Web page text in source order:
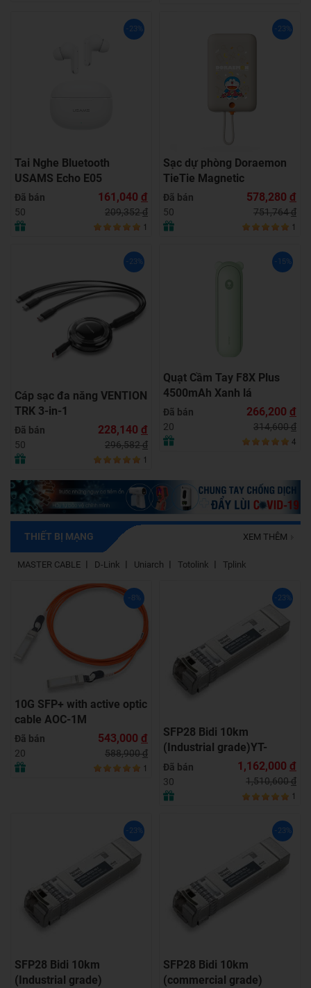
-23%
Tai Nghe Bluetooth
USAMS Echo E05
Đã bán
50
161,040 đ
209,352đ
1
-23%
Sạc dự phòng Doraemon
TieTie Magnetic
Đã bán
50
578,280 đ
751,764đ
1
-23%
Cáp sạc đa năng VENTION
TRK 3-in-1
Đã bán
50
228,140 đ
296,582đ
1
-15%
Quạt Cầm Tay F8X Plus
4500mAh Xanh lá
Đã bán
20
266,200 đ
314,600đ
4
THIẾT BỊ MẠNG
MASTER CABLE D-Link Uniarch Totolink Tplink
XEM THÊM
-8%
10G SFP+ with active optic
cable AOC-1M
Đã bán
20
543,000 đ
588,900đ
1
-23%
SFP28 Bidi 10km
(Industrial grade)YT-
SFP28-BU-10I
Đã bán
30
1,162,000 đ
1,510,600đ
1
-23%
SFP28 Bidi 10km
(Industrial grade)
-23%
SFP28 Bidi 10km
(commercial grade)